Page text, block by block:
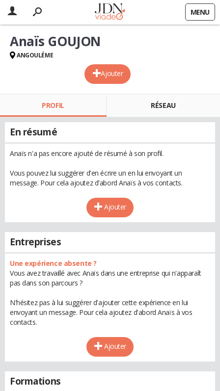
MENU
Ajouter
Anaïs GOUJON
ANGOULÉME
PROFIL RÉSEAU
En résumé
Anaïs n'a pas encore ajouté de résumé à son profil.
Vous pouvez lui suggérer d'en écrire un en lui envoyant un
message. Pour cela ajoutez d'abord Anaïs à vos contacts.
Ajouter
Entreprises
Une expérience absente ?
Vous avez travaillé avec Anaïs dans une entreprise qui n'apparaît
pas dans son parcours ?
N'hésitez pas à lui suggérer d'ajouter cette expérience en lui
envoyant un message. Pour cela ajoutez d'abord Anaïs à vos
contacts.
Ajouter
Formations